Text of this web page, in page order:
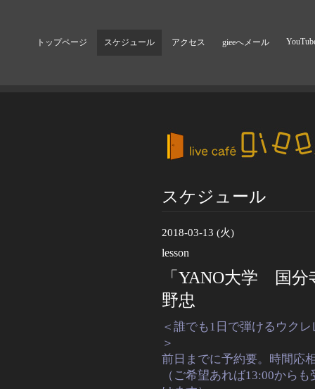
トップページ スケジュール アクセス gieeへメール
スケジュール
2018-03-13 (火)
lesson
「YANO大学 国分
野忠
＜誰でも1日で弾けるウク
＞
前日までに予約要。時間応
（ご希望あれば13:00からも